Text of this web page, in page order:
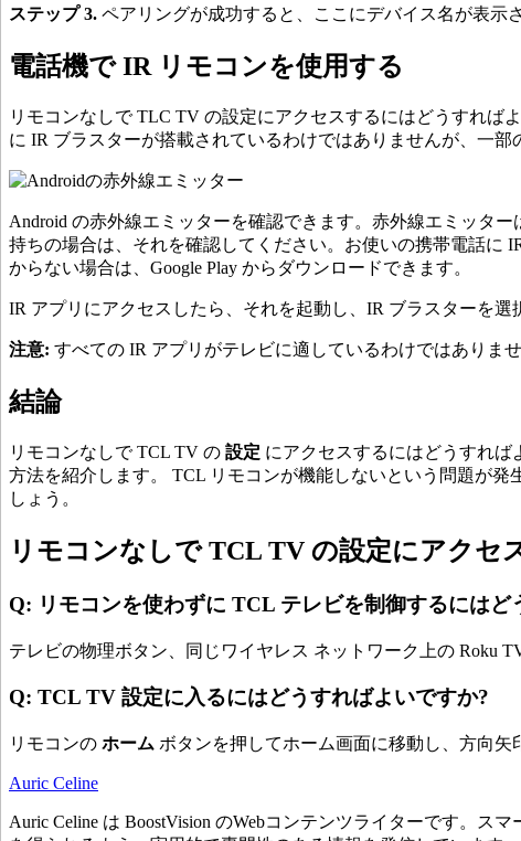
ステップ 3. ペアリングが成功すると、ここにデバイス名が表示
電話機で IR リモコンを使用する
リモコンなしで TLC TV の設定にアクセスするにはどうすれば
に IR ブラスターが搭載されているわけではありませんが、一部
Android の赤外線エミッターを確認できます。赤外線エミッタ
持ちの場合は、それを確認してください。お使いの携帯電話に
からない場合は、Google Play からダウンロードできます。
IR アプリにアクセスしたら、それを起動し、IR ブラスターを
注意: すべての IR アプリがテレビに適しているわけではありま
結論
リモコンなしで TCL TV の 設定 にアクセスするにはどうすれば
方法を紹介します。 TCL リモコンが機能しないという問題が
しょう。
リモコンなしで TCL TV の設定にアクセ
Q: リモコンを使わずに TCL テレビを制御するにはど
テレビの物理ボタン、同じワイヤレス ネットワーク上の Roku
Q: TCL TV 設定に入るにはどうすればよいですか?
リモコンの ホーム ボタンを押してホーム画面に移動し、方向矢
Auric Celine
Auric Celine は BoostVision のWebコンテンツライターです。